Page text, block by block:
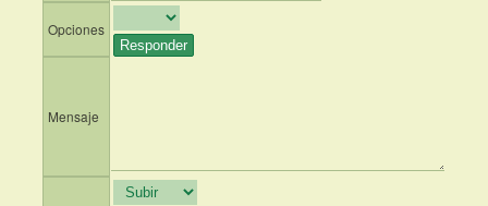
Opciones
Mensaje